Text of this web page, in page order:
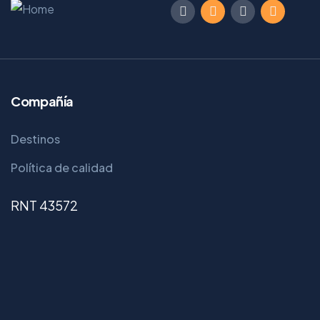
Compañía
Destinos
Política de calidad
RNT 43572